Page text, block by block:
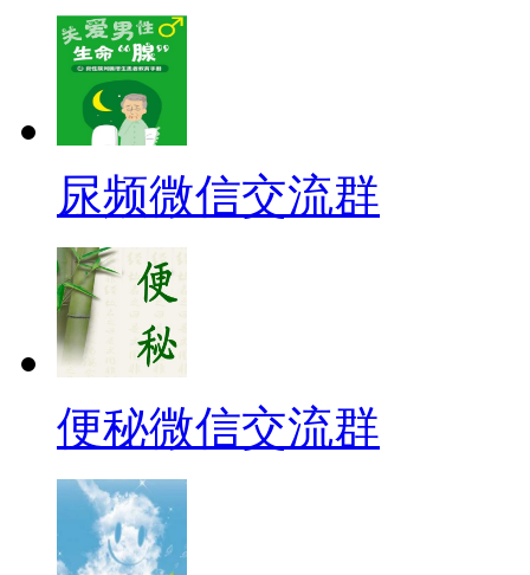
尿频微信交流群
便秘微信交流群